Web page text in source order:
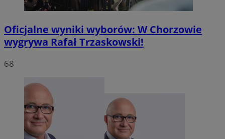
Oficjalne wyniki wyborów: W Chorzowie
wygrywa Rafał Trzaskowski!
68
CookieScriptConsent
CookieScript
Google Privacy Policy